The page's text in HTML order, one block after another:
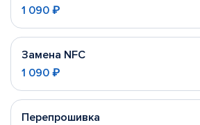
1 090 ₽
Замена NFC
1 090 ₽
Перепрошивка